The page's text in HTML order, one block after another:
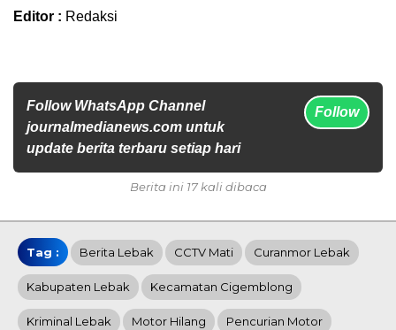
Editor : Redaksi
Follow WhatsApp Channel
journalmedianews.com untuk
update berita terbaru setiap hari
Follow
Berita ini 17 kali dibaca
Tag : Berita Lebak CCTV Mati Curanmor Lebak
Kabupaten Lebak Kecamatan Cigemblong
Kriminal Lebak Motor Hilang Pencurian Motor